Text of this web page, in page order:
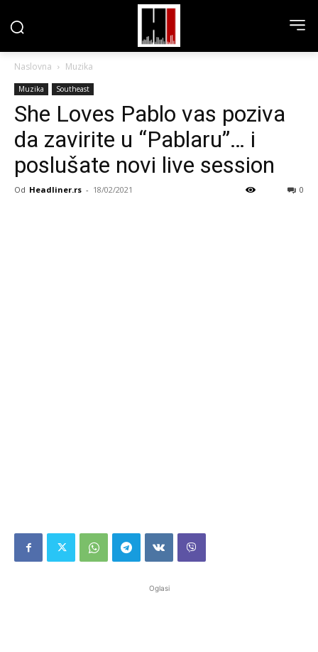
Naslovna Muzika
Muzika Southeast
She Loves Pablo vas poziva
da zavirite u “Pablaru”… i
poslušate novi live session
Od Headliner.rs - 18/02/2021 0
Oglasi